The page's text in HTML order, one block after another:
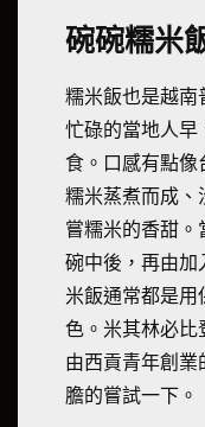
碗碗糯米
糯米飯也是越南
忙碌的當地人早
食。口感有點像
糯米蒸煮而成、
嘗糯米的香甜。
碗中後，再由加
米飯通常都是用
色。米其林必比
由西貢青年創業
膽的嘗試一下。